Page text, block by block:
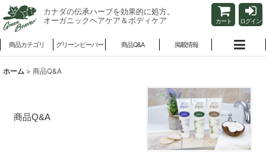
カナダの伝承ハーブを効果的に処方。
オーガニックヘアケア＆ボディケア
カート ログイン
商品カテゴリ グリーンビーバー 商品Q&A 掲載情報
ホーム > 商品Q&A
商品Q&A